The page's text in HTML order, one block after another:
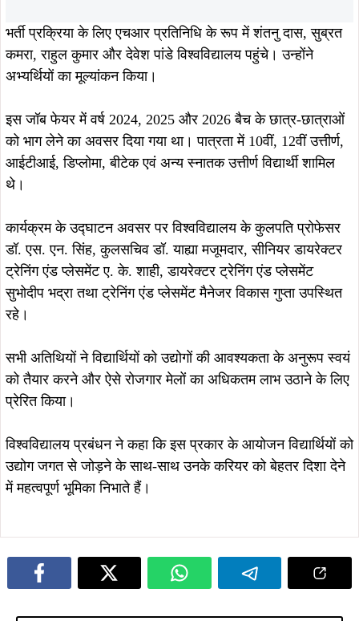
भर्ती प्रक्रिया के लिए एचआर प्रतिनिधि के रूप में शंतनु दास, सुब्रत
कमरा, राहुल कुमार और देवेश पांडे विश्वविद्यालय पहुंचे। उन्होंने
अभ्यर्थियों का मूल्यांकन किया।
इस जॉब फेयर में वर्ष 2024, 2025 और 2026 बैच के छात्र-छात्राओं
को भाग लेने का अवसर दिया गया था। पात्रता में 10वीं, 12वीं उत्तीर्ण,
आईटीआई, डिप्लोमा, बीटेक एवं अन्य स्नातक उत्तीर्ण विद्यार्थी शामिल
थे।
कार्यक्रम के उद्घाटन अवसर पर विश्वविद्यालय के कुलपति प्रोफेसर
डॉ. एस. एन. सिंह, कुलसचिव डॉ. याह्या मजूमदार, सीनियर डायरेक्टर
ट्रेनिंग एंड प्लेसमेंट ए. के. शाही, डायरेक्टर ट्रेनिंग एंड प्लेसमेंट
सुभोदीप भद्रा तथा ट्रेनिंग एंड प्लेसमेंट मैनेजर विकास गुप्ता उपस्थित
रहे।
सभी अतिथियों ने विद्यार्थियों को उद्योगों की आवश्यकता के अनुरूप स्वयं
को तैयार करने और ऐसे रोजगार मेलों का अधिकतम लाभ उठाने के लिए
प्रेरित किया।
विश्वविद्यालय प्रबंधन ने कहा कि इस प्रकार के आयोजन विद्यार्थियों को
उद्योग जगत से जोड़ने के साथ-साथ उनके करियर को बेहतर दिशा देने
में महत्वपूर्ण भूमिका निभाते हैं।